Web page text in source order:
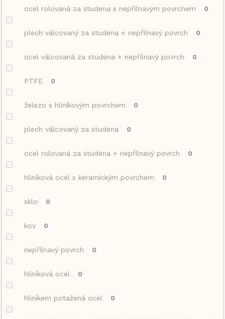
ocel rolovaná za studena s nepřilnavým povrchem 0
plech válcovaný za studena + nepřilnavý povrch 0
ocel válcovaná za studena + nepřilnavý povrch 0
PTFE 0
železo s hliníkovým povrchem 0
plech válcovaný za studena 0
ocel rolovaná za studena + nepřilnavý povrch 0
hliníková ocel s keramickým povrchem 0
sklo 0
kov 0
nepřilnavý povrch 0
hlíníková ocel 0
hliníkem potažená ocel 0